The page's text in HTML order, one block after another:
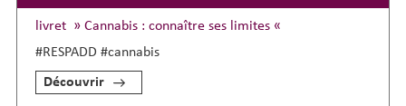
livret » Cannabis : connaître ses limites «
#RESPADD #cannabis
Découvrir